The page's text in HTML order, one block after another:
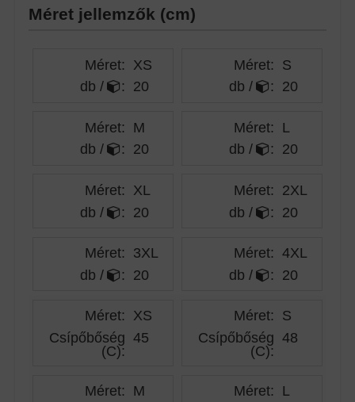
Méret jellemzők (cm)
Méret: XS
db /
: 20
Méret: S
db /
: 20
Méret: M
db /
: 20
Méret: L
db /
: 20
Méret: XL
db /
: 20
Méret: 2XL
db /
: 20
Méret: 3XL
db /
: 20
Méret: 4XL
db /
: 20
Méret: XS
Csípőbőség
(C):
45
Méret: S
Csípőbőség
(C):
48
Méret: M
Méret: L